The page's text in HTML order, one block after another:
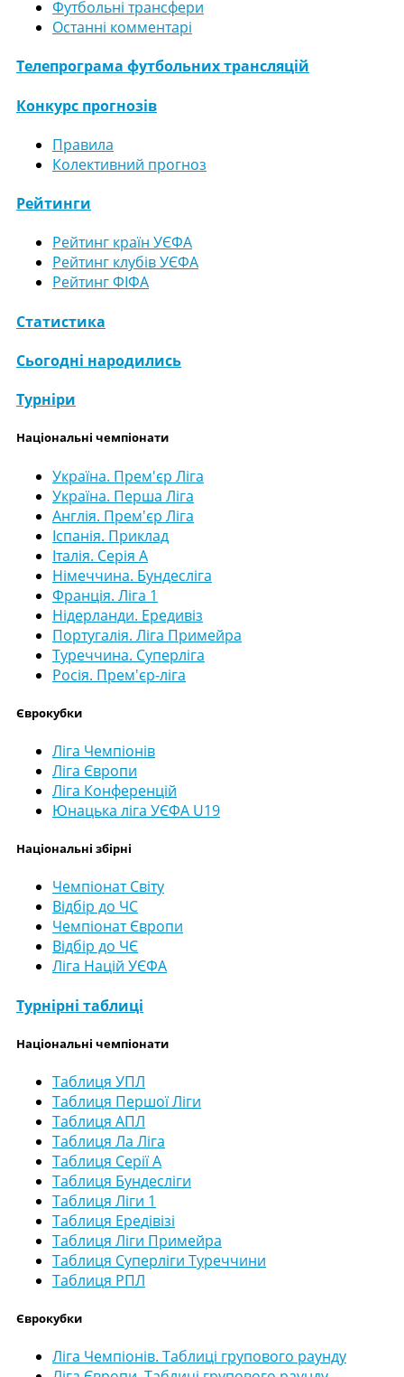
Футбольні трансфери
Останні комментарі
Телепрограма футбольних трансляцій
Конкурс прогнозів
Правила
Колективний прогноз
Рейтинги
Рейтинг країн УЄФА
Рейтинг клубів УЄФА
Рейтинг ФІФА
Статистика
Сьогодні народились
Турніри
Національні чемпіонати
Україна. Прем'єр Ліга
Україна. Перша Ліга
Англія. Прем'єр Ліга
Іспанія. Приклад
Італія. Серія А
Німеччина. Бундесліга
Франція. Ліга 1
Нідерланди. Ередивіз
Португалія. Ліга Примейра
Туреччина. Суперліга
Росія. Прем'єр-ліга
Єврокубки
Ліга Чемпіонів
Ліга Європи
Ліга Конференцій
Юнацька ліга УЄФА U19
Національні збірні
Чемпіонат Світу
Відбір до ЧС
Чемпіонат Європи
Відбір до ЧЄ
Ліга Націй УЄФА
Турнірні таблиці
Національні чемпіонати
Таблиця УПЛ
Таблиця Першої Ліги
Таблиця АПЛ
Таблиця Ла Ліга
Таблиця Серії А
Таблиця Бундесліги
Таблиця Ліги 1
Таблиця Ередівізі
Таблиця Ліги Примейра
Таблиця Суперліги Туреччини
Таблиця РПЛ
Єврокубки
Ліга Чемпіонів. Таблиці групового раунду